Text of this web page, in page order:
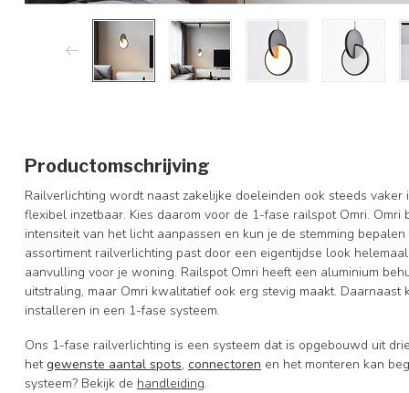
Productomschrijving
Railverlichting wordt naast zakelijke doeleinden ook steeds vaker
flexibel inzetbaar. Kies daarom voor de 1-fase railspot Omri. Omri
intensiteit van het licht aanpassen en kun je de stemming
assortiment railverlichting past door een eigentijdse look
aanvulling voor je woning. Railspot Omri heeft een aluminium
uitstraling, maar Omri kwalitatief ook erg stevig maakt.
installeren in een 1-fase systeem.
Ons 1-fase railverlichting is een systeem dat is opgebouwd uit
hetgewenste aantal spots, connectoren en het monteren kan
systeem? Bekijk de handleiding.